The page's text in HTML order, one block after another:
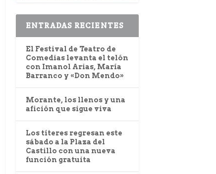
ENTRADAS RECIENTES
El Festival de Teatro de
Comedias levanta el telón
con Imanol Arias, María
Barranco y «Don Mendo»
Morante, los llenos y una
afición que sigue viva
Los títeres regresan este
sábado a la Plaza del
Castillo con una nueva
función gratuita